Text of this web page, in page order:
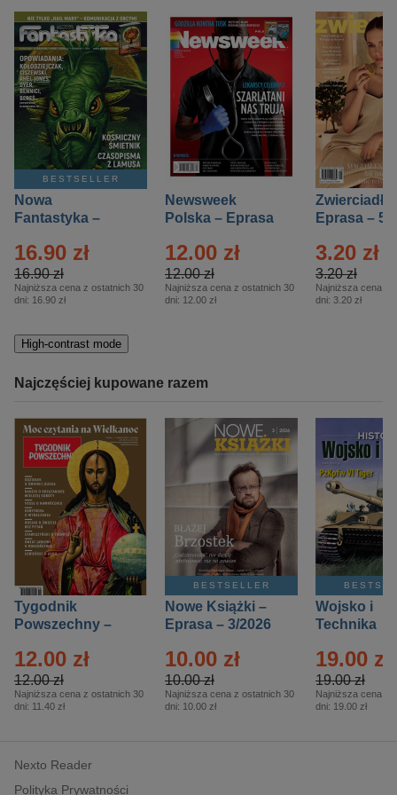
BESTSELLER
Nowa
Fantastyka –
16.90 zł
16.90 zł
Najniższa cena z ostatnich 30
dni: 16.90 zł
Newsweek
Polska – Eprasa
12.00 zł
12.00 zł
Najniższa cena z ostatnich 30
dni: 12.00 zł
Zwierciadło
Eprasa – 5/
3.20 zł
3.20 zł
Najniższa cena z
dni: 3.20 zł
High-contrast mode
Najczęściej kupowane razem
Tygodnik
Powszechny –
12.00 zł
12.00 zł
Najniższa cena z ostatnich 30
dni: 11.40 zł
BESTSELLER
Nowe Książki –
Eprasa – 3/2026
10.00 zł
10.00 zł
Najniższa cena z ostatnich 30
dni: 10.00 zł
Wojsko i
Technika
– 2/2026
19.00 zł
19.00 zł
Najniższa cena z
dni: 19.00 zł
Nexto Reader
Polityka Prywatności